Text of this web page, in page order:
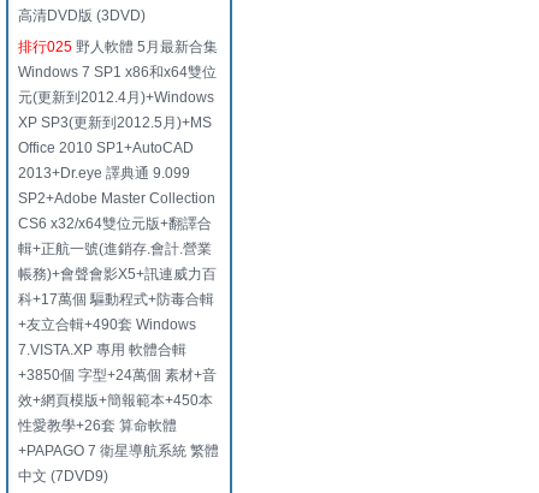
高清DVD版 (3DVD)
排行025 野人軟體 5月最新合集
Windows 7 SP1 x86和x64雙位
元(更新到2012.4月)+Windows
XP SP3(更新到2012.5月)+MS
Office 2010 SP1+AutoCAD
2013+Dr.eye 譯典通 9.099
SP2+Adobe Master Collection
CS6 x32/x64雙位元版+翻譯合
輯+正航一號(進銷存.會計.營業
帳務)+會聲會影X5+訊連威力百
科+17萬個 驅動程式+防毒合輯
+友立合輯+490套 Windows
7.VISTA.XP 專用 軟體合輯
+3850個 字型+24萬個 素材+音
效+網頁模版+簡報範本+450本
性愛教學+26套 算命軟體
+PAPAGO 7 衛星導航系統 繁體
中文 (7DVD9)